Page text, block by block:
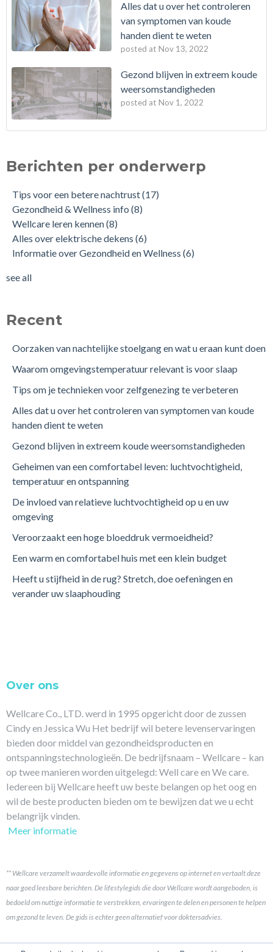
Alles dat u over het controleren
van symptomen van koude
handen dient te weten
posted at Nov 13, 2022
Gezond blijven in extreem koude
weersomstandigheden
posted at Nov 1, 2022
Berichten per onderwerp
Tips voor een betere nachtrust(17)
Gezondheid & Wellness info (8)
Wellcare leren kennen(8)
Alles over elektrische dekens (6)
Informatie over Gezondheid en Wellness (6)
see all
Recent
Oorzaken van nachtelijke stoelgang en wat u eraan kunt doen
Waarom omgevingstemperatuur relevant is voor slaap
Tips om je technieken voor zelfgenezing te verbeteren
Alles dat u over het controleren van symptomen van koude
handen dient te weten
Gezond blijven in extreem koude weersomstandigheden
Geheimen van een comfortabel leven: luchtvochtigheid,
temperatuur en ontspanning
De invloed van relatieve luchtvochtigheid op u en uw
omgeving
Veroorzaakt een hoge bloeddruk vermoeidheid?
Een warm en comfortabel huis met een klein budget
Heeft u stijfheid in de rug? Stretch, doe oefeningen en
verander uw slaaphouding
Over ons
Wellcare Co., LTD. werd in 1995 opgericht door de zussen
Cindy en Jessica Wu Het bedrijf wil betere levenservaringen
bieden door middel van gezondheidsproducten en
ontspanningstechnologieën. De bedrijfsnaam – Wellcare – kan
op twee manieren worden uitgelegd: Well care en We care.
Iedereen bij Wellcare heeft uw beste belangen op het oog en
wil de beste producten bieden om te bewijzen dat we u echt
belangrijk vinden.
Meer informatie
** Wellcare verzamelt waardevolle informatie en gegevens op internet en vertaalt deze
naar goed leesbare berichten. De lifestylegids die door Wellcare wordt aangeboden, is
bedoeld om nuttige informatie te verstrekken, ervaringen te delen en personen te helpen
om gezond te leven. De gids is echter geen alternatief voor doktersadvies.